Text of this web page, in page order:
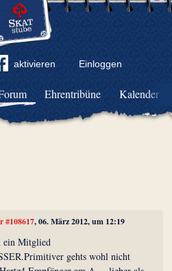
aktivieren Einloggen
Ehrentribüne Kalender
#108617, 06. März 2012, um 12:19
ein Mitglied
gehts wohl nicht